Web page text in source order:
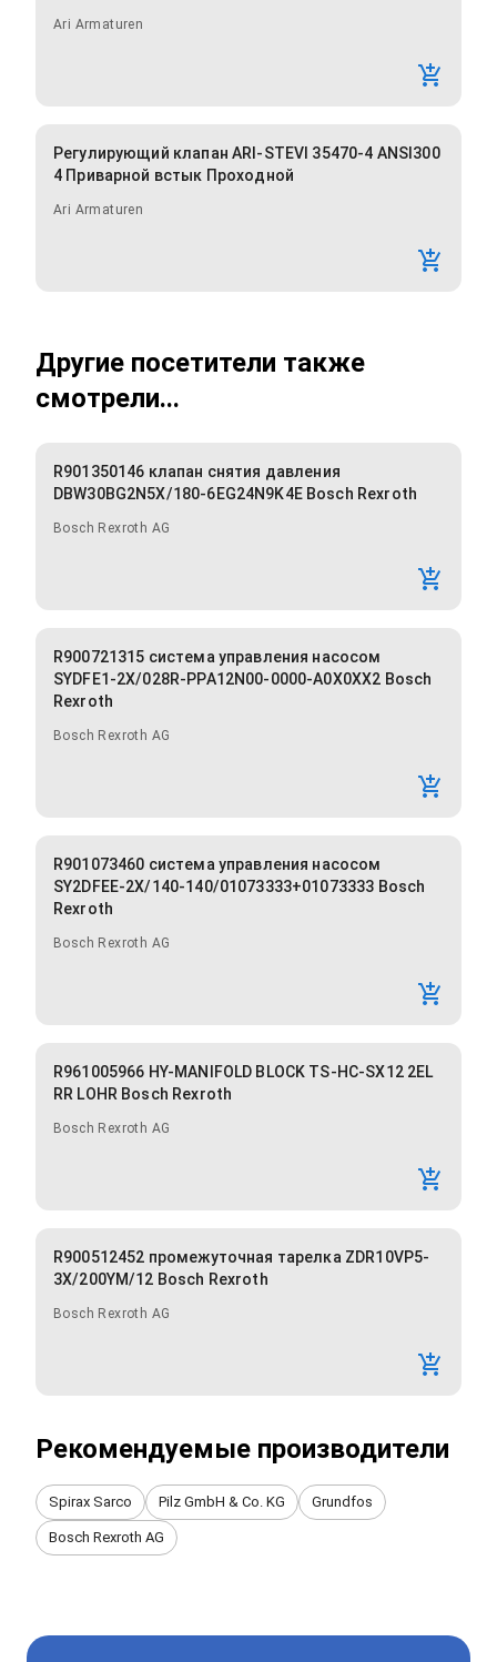
Ari Armaturen
Регулирующий клапан ARI-STEVI 35470-4 ANSI300
4 Приварной встык Проходной
Ari Armaturen
Другие посетители также
смотрели...
R901350146 клапан снятия давления
DBW30BG2N5X/180-6EG24N9K4E Bosch Rexroth
Bosch Rexroth AG
R900721315 система управления насосом
SYDFE1-2X/028R-PPA12N00-0000-A0X0XX2 Bosch
Rexroth
Bosch Rexroth AG
R901073460 система управления насосом
SY2DFEE-2X/140-140/01073333+01073333 Bosch
Rexroth
Bosch Rexroth AG
R961005966 HY-MANIFOLD BLOCK TS-HC-SX12 2EL
RR LOHR Bosch Rexroth
Bosch Rexroth AG
R900512452 промежуточная тарелка ZDR10VP5-
3X/200YM/12 Bosch Rexroth
Bosch Rexroth AG
Рекомендуемые производители
Spirax Sarco Pilz GmbH & Co. KG Grundfos
Bosch Rexroth AG